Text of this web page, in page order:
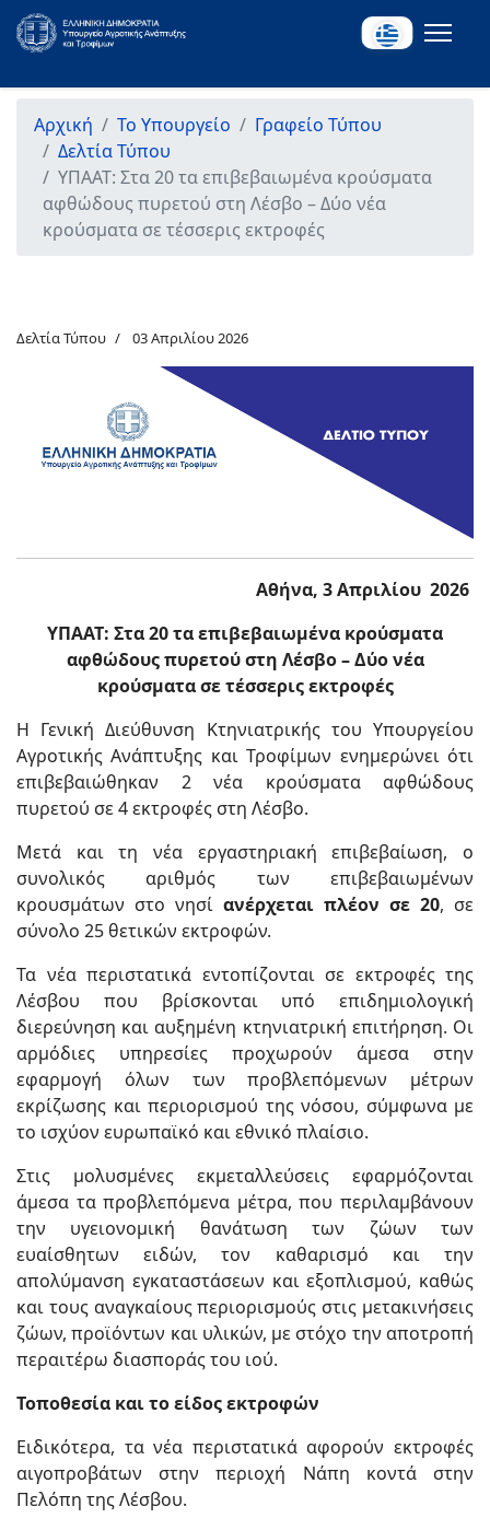
Αρχική Το Υπουργείο
Γραφείο Τύπου
Δελτία Τύπου
ΥΠΑΑΤ: Στα 20 τα επιβεβαιωμένα κρούσματα
αφθώδους πυρετού στη Λέσβο – Δύο νέα
κρούσματα σε τέσσερις εκτροφές
Δελτία Τύπου 03 Απριλίου 2026
Αθήνα, 3 Απριλίου 2026
ΥΠΑΑΤ: Στα 20 τα επιβεβαιωμένα κρούσματα
αφθώδους πυρετού στη Λέσβο – Δύο νέα
κρούσματα σε τέσσερις εκτροφές
Η Γενική Διεύθυνση Κτηνιατρικής του Υπουργείου
Αγροτικής Ανάπτυξης και Τροφίμων ενημερώνει ότι
επιβεβαιώθηκαν 2 νέα κρούσματα αφθώδους
πυρετού σε 4 εκτροφές στη Λέσβο.
Μετά και τη νέα εργαστηριακή επιβεβαίωση, ο
συνολικός αριθμός των επιβεβαιωμένων
κρουσμάτων στο νησί ανέρχεται πλέον σε 20, σε
σύνολο 25 θετικών εκτροφών.
Τα νέα περιστατικά εντοπίζονται σε εκτροφές της
Λέσβου που βρίσκονται υπό επιδημιολογική
διερεύνηση και αυξημένη κτηνιατρική επιτήρηση. Οι
αρμόδιες υπηρεσίες προχωρούν άμεσα στην
εφαρμογή όλων των προβλεπόμενων μέτρων
εκρίζωσης και περιορισμού της νόσου, σύμφωνα με
το ισχύον ευρωπαϊκό και εθνικό πλαίσιο.
Στις μολυσμένες εκμεταλλεύσεις εφαρμόζονται
άμεσα τα προβλεπόμενα μέτρα, που περιλαμβάνουν
την υγειονομική θανάτωση των ζώων των
ευαίσθητων ειδών, τον καθαρισμό και την
απολύμανση εγκαταστάσεων και εξοπλισμού, καθώς
και τους αναγκαίους περιορισμούς στις μετακινήσεις
ζώων, προϊόντων και υλικών, με στόχο την αποτροπή
περαιτέρω διασποράς του ιού.
Τοποθεσία και το είδος εκτροφών
Ειδικότερα, τα νέα περιστατικά αφορούν εκτροφές
αιγοπροβάτων στην περιοχή Νάπη κοντά στην
Πελόπη της Λέσβου.